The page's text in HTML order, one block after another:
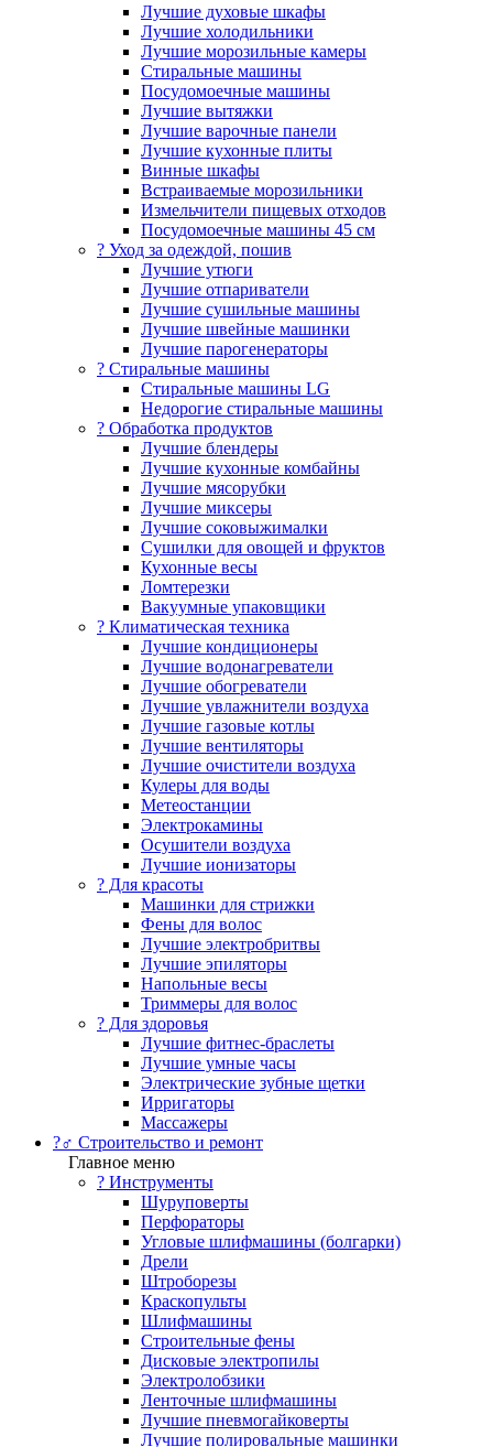
Лучшие духовые шкафы
Лучшие холодильники
Лучшие морозильные камеры
Стиральные машины
Посудомоечные машины
Лучшие вытяжки
Лучшие варочные панели
Лучшие кухонные плиты
Винные шкафы
Встраиваемые морозильники
Измельчители пищевых отходов
Посудомоечные машины 45 см
? Уход за одеждой, пошив
Лучшие утюги
Лучшие отпариватели
Лучшие сушильные машины
Лучшие швейные машинки
Лучшие парогенераторы
? Стиральные машины
Стиральные машины LG
Недорогие стиральные машины
? Обработка продуктов
Лучшие блендеры
Лучшие кухонные комбайны
Лучшие мясорубки
Лучшие миксеры
Лучшие соковыжималки
Сушилки для овощей и фруктов
Кухонные весы
Ломтерезки
Вакуумные упаковщики
?️ Климатическая техника
Лучшие кондиционеры
Лучшие водонагреватели
Лучшие обогреватели
Лучшие увлажнители воздуха
Лучшие газовые котлы
Лучшие вентиляторы
Лучшие очистители воздуха
Кулеры для воды
Метеостанции
Электрокамины
Осушители воздуха
Лучшие ионизаторы
? Для красоты
Машинки для стрижки
Фены для волос
Лучшие электробритвы
Лучшие эпиляторы
Напольные весы
Триммеры для волос
? Для здоровья
Лучшие фитнес-браслеты
Лучшие умные часы
Электрические зубные щетки
Ирригаторы
Массажеры
?‍♂️ Строительство и ремонт
Главное меню
?️ Инструменты
Шуруповерты
Перфораторы
Угловые шлифмашины (болгарки)
Дрели
Штроборезы
Краскопульты
Шлифмашины
Строительные фены
Дисковые электропилы
Электролобзики
Ленточные шлифмашины
Лучшие пневмогайковерты
Лучшие полировальные машинки